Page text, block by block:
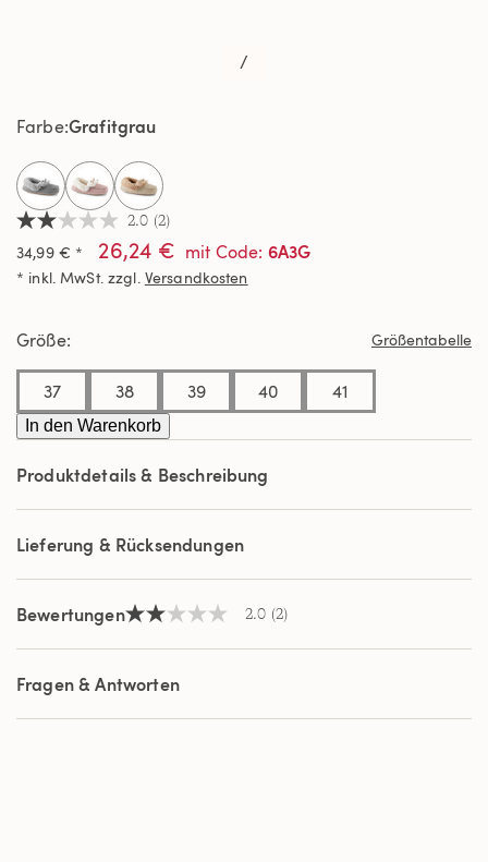
/
2.0
von
5
Sternen,
Bewertung.
Read
2
Reviews.
Link
auf
derselben
2.0 (2)
34,99 € * 26,24 € mit Code: 6A3G
* inkl. MwSt. zzgl. Versandkosten
FarbeGrafitgrau
selected
Größe Größentabelle
37 38 39 40 41
In den Warenkorb
Produktdetails & Beschreibung
Lieferung & Rücksendungen
Bewertungen2.0
5
Sternen,
Durchschnittswert
Bewertung.
2.0 (2)
Fragen & Antworten